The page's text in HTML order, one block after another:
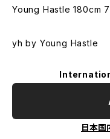
Young Hastle 180cm
yh by Young Hastle
日本国